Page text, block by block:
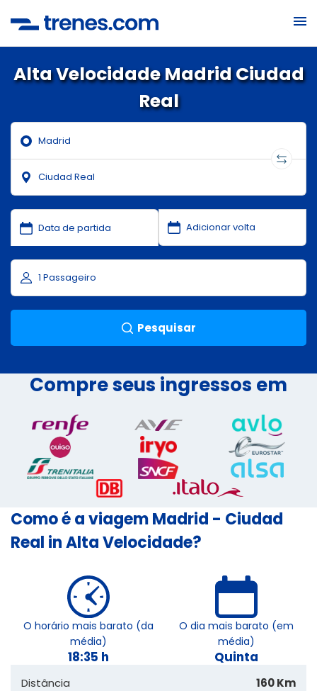
Alta Velocidade Madrid Ciudad
Real
Pesquisar
Compre seus ingressos em
Como é a viagem Madrid - Ciudad
Real in Alta Velocidade?
O horário mais barato (da
média)
18:35 h
O dia mais barato (em
média)
Quinta
Distância 160 Km